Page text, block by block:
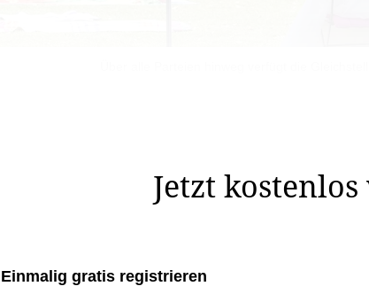
Jetzt
Einmalig gratis registrieren